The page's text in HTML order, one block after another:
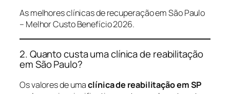
As melhores clínicas de recuperação em São Paulo
– Melhor Custo Benefício 2026.
2. Quanto custa uma clínica de reabilitação
em São Paulo?
Os valores de umaclínica de reabilitação em SP